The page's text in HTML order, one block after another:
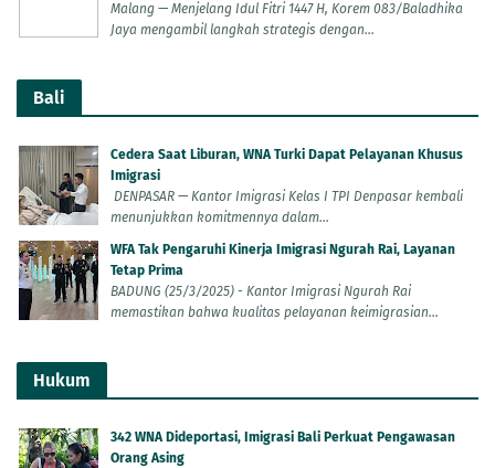
Malang — Menjelang Idul Fitri 1447 H, Korem 083/Baladhika
Jaya mengambil langkah strategis dengan...
Bali
Cedera Saat Liburan, WNA Turki Dapat Pelayanan Khusus
Imigrasi
DENPASAR — Kantor Imigrasi Kelas I TPI Denpasar kembali
menunjukkan komitmennya dalam...
WFA Tak Pengaruhi Kinerja Imigrasi Ngurah Rai, Layanan
Tetap Prima
BADUNG (25/3/2025) - Kantor Imigrasi Ngurah Rai
memastikan bahwa kualitas pelayanan keimigrasian...
Hukum
342 WNA Dideportasi, Imigrasi Bali Perkuat Pengawasan
Orang Asing